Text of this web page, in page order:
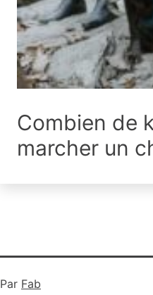
Combien de
marcher un
Par Fab